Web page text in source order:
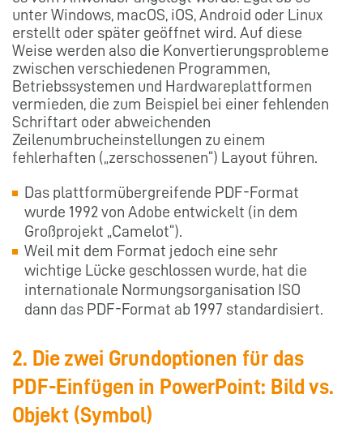
unter Windows, macOS, iOS, Android oder Linux
erstellt oder später geöffnet wird. Auf diese
Weise werden also die Konvertierungsprobleme
zwischen verschiedenen Programmen,
Betriebssystemen und Hardwareplattformen
vermieden, die zum Beispiel bei einer fehlenden
Schriftart oder abweichenden
Zeilenumbrucheinstellungen zu einem
fehlerhaften („zerschossenen“) Layout führen.
Das plattformübergreifende PDF-Format
wurde 1992 von Adobe entwickelt (in dem
Großprojekt „Camelot“).
Weil mit dem Format jedoch eine sehr
wichtige Lücke geschlossen wurde, hat die
internationale Normungsorganisation ISO
dann das PDF-Format ab 1997 standardisiert.
2. Die zwei Grundoptionen für das
PDF-Einfügen in PowerPoint: Bild vs.
Objekt (Symbol)